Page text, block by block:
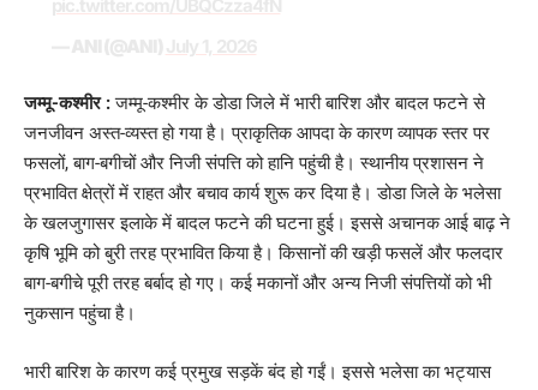
जम्मू-कश्मीर :जम्मू-कश्मीर के डोडा जिले में भारी बारिश और बादल फटने से
जनजीवन अस्त-व्यस्त हो गया है। प्राकृतिक आपदा के कारण व्यापक स्तर पर
फसलों, बाग-बगीचों और निजी संपत्ति को हानि पहुंची है। स्थानीय प्रशासन ने
प्रभावित क्षेत्रों में राहत और बचाव कार्य शुरू कर दिया है। डोडा जिले के भलेसा
के खलजुगासर इलाके में बादल फटने की घटना हुई। इससे अचानक आई बाढ़ ने
कृषि भूमि को बुरी तरह प्रभावित किया है। किसानों की खड़ी फसलें और फलदार
बाग-बगीचे पूरी तरह बर्बाद हो गए। कई मकानों और अन्य निजी संपत्तियों को भी
नुकसान पहुंचा है।
भारी बारिश के कारण कई प्रमुख सड़कें बंद हो गईं। इससे भलेसा का भट्यास